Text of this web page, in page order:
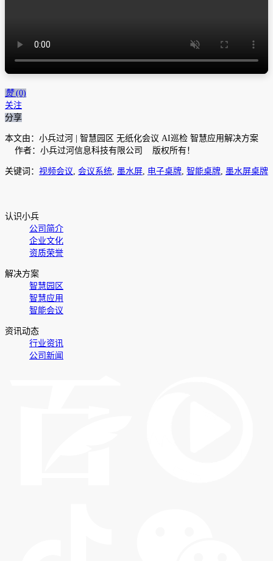
赞 (0)
关注
分享
本文由：小兵过河 | 智慧园区 无纸化会议 AI巡检 智慧应用解决方案
作者：小兵过河信息科技有限公司 版权所有！
关键词： 视频会议 会议系统 墨水屏 电子桌牌 智能桌牌 墨水屏桌牌
认识小兵
公司简介
企业文化
资质荣誉
解决方案
智慧园区
智慧应用
智能会议
资讯动态
行业资讯
公司新闻